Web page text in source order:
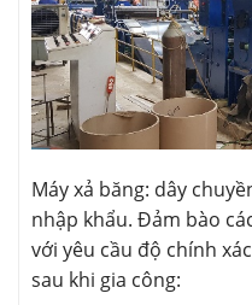
Máy xả băng: dây
nhập khẩu. Đảm bào
với yêu cầu độ chính
sau khi gia công: